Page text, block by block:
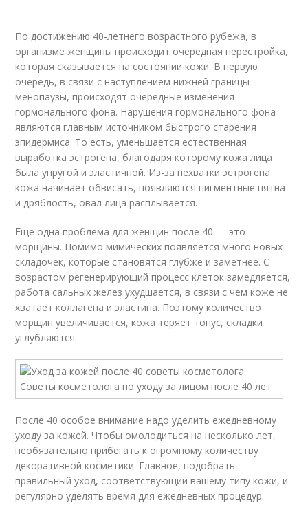
По достижению 40-летнего возрастного рубежа, в
организме женщины происходит очередная перестройка,
которая сказывается на состоянии кожи. В первую
очередь, в связи с наступлением нижней границы
менопаузы, происходят очередные изменения
гормонального фона. Нарушения гормонального фона
являются главным источником быстрого старения
эпидермиса. То есть, уменьшается естественная
выработка эстрогена, благодаря которому кожа лица
была упругой и эластичной. Из-за нехватки эстрогена
кожа начинает обвисать, появляются пигментные пятна
и дряблость, овал лица расплывается.
Еще одна проблема для женщин после 40 — это
морщины. Помимо мимических появляется много новых
складочек, которые становятся глубже и заметнее. С
возрастом регенерирующий процесс клеток замедляется,
работа сальных желез ухудшается, в связи с чем коже не
хватает коллагена и эластина. Поэтому количество
морщин увеличивается, кожа теряет тонус, складки
углубляются.
После 40 особое внимание надо уделить ежедневному
уходу за кожей. Чтобы омолодиться на несколько лет,
необязательно прибегать к огромному количеству
декоративной косметики. Главное, подобрать
правильный уход, соответствующий вашему типу кожи, и
регулярно уделять время для ежедневных процедур.